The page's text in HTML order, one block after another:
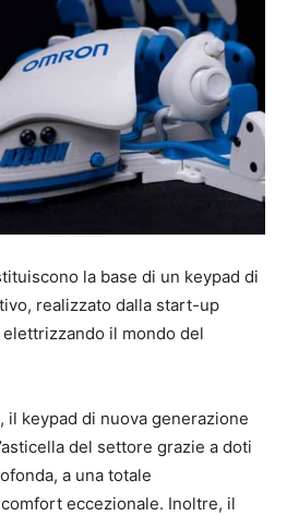
la base di un keypad di
realizzato dalla start-up
elettrizzando il mondo del
il keypad di nuova generazione
del settore grazie a doti
a una totale
eccezionale. Inoltre, il